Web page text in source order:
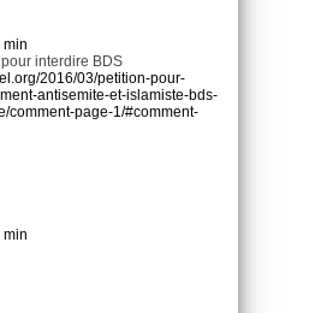
min
interdire BDS
2016/03/petition-pour-
antisemite-et-islamiste-bds-
comment-page-1/#comment-
min